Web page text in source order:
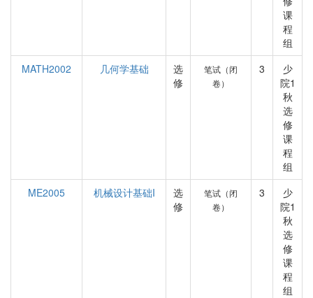
课
程
组
MATH2002
几何学基础
选
修
笔试（闭
卷）
3
少
院1
秋
选
修
课
程
组
ME2005
机械设计基础I
选
修
笔试（闭
卷）
3
少
院1
秋
选
修
课
程
组